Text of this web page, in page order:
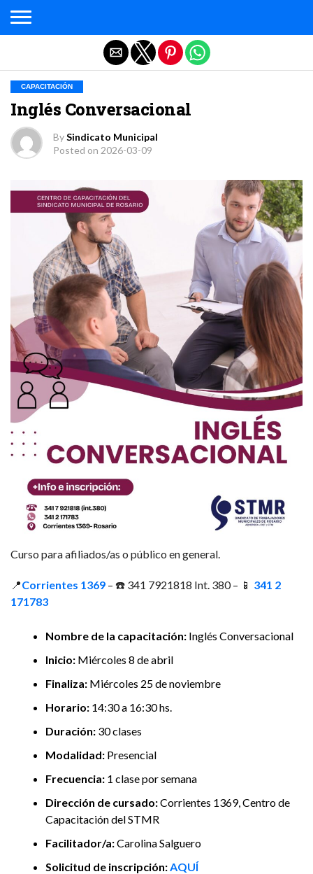
CAPACITACIÓN
Inglés Conversacional
BySindicato Municipal
Posted on 2026-03-09
Curso para afiliados/as o público en general.
📍Corrientes 1369 – ☎️ 341 7921818 Int. 380 – 📱 341 2
171783
Nombre de la capacitación: Inglés Conversacional
Inicio: Miércoles 8 de abril
Finaliza: Miércoles 25 de noviembre
Horario: 14:30 a 16:30 hs.
Duración: 30 clases
Modalidad: Presencial
Frecuencia: 1 clase por semana
Dirección de cursado:Corrientes 1369, Centro de
Capacitación del STMR
Facilitador/a:Carolina Salguero
Solicitud de inscripción: AQUÍ